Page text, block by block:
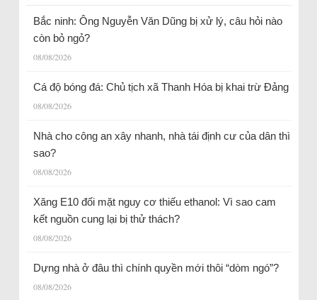
Bắc ninh: Ông Nguyễn Văn Dũng bị xử lý, câu hỏi nào
còn bỏ ngỏ?
08/08/2026
Cá độ bóng đá: Chủ tịch xã Thanh Hóa bị khai trừ Đảng
08/08/2026
Nhà cho công an xây nhanh, nhà tái định cư của dân thì
sao?
08/08/2026
Xăng E10 đối mặt nguy cơ thiếu ethanol: Vì sao cam
kết nguồn cung lại bị thử thách?
08/08/2026
Dựng nhà ở đâu thì chính quyền mới thôi “dòm ngó”?
08/08/2026